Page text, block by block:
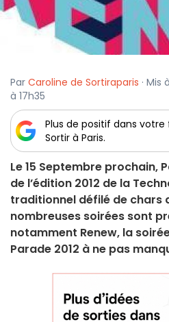
Par Caroline de Sortiraparis · Mis
à 17h35
Plus de positif dans votre
Sortir à Paris.
Le 15 Septembre prochain,
de l’édition 2012 de la
traditionnel défilé de chars
nombreuses soirées sont
notamment Renew, la
Parade 2012 à ne pas